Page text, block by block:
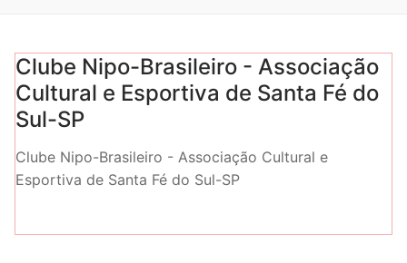
Clube Nipo-Brasileiro - Associação
Cultural e Esportiva de Santa Fé do
Sul-SP
Clube Nipo-Brasileiro - Associação Cultural e
Esportiva de Santa Fé do Sul-SP